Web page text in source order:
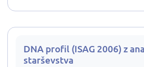
DNA profil (ISAG 2006) z
starševstva